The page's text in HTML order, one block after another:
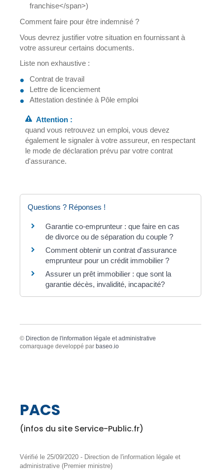
franchise</span>)
Comment faire pour être indemnisé ?
Vous devrez justifier votre situation en fournissant à
votre assureur certains documents.
Liste non exhaustive :
Contrat de travail
Lettre de licenciement
Attestation destinée à Pôle emploi
Attention :
quand vous retrouvez un emploi, vous devez
également le signaler à votre assureur, en respectant
le mode de déclaration prévu par votre contrat
d'assurance.
Questions ? Réponses !
Garantie co-emprunteur : que faire en cas
de divorce ou de séparation du couple ?
Comment obtenir un contrat d'assurance
emprunteur pour un crédit immobilier ?
Assurer un prêt immobilier : que sont la
garantie décès, invalidité, incapacité?
© Direction de l'information légale et administrative
comarquage developpé par baseo.io
PACS
(infos du site Service-Public.fr)
Vérifié le 25/09/2020 - Direction de l'information légale et
administrative (Premier ministre)